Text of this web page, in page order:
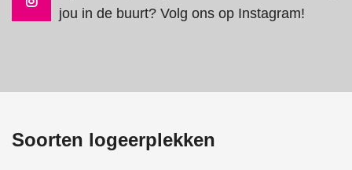
jou in de buurt? Volg ons op Instagram!
Soorten logeerplekken